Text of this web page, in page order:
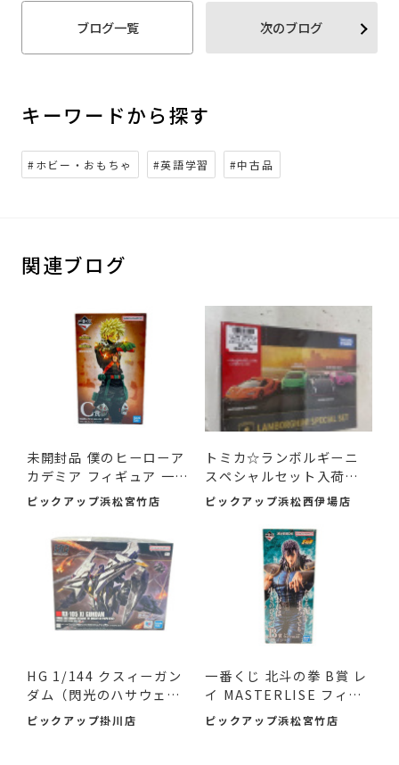
ブログ一覧 次のブログ
キーワードから探す
#ホビー・おもちゃ #英語学習 #中古品
関連ブログ
未開封品 僕のヒーローア
カデミア フィギュア 一
番...
ピックアップ浜松宮竹店
トミカ☆ランボルギーニ
スペシャルセット入荷し
まし...
ピックアップ浜松西伊場店
HG 1/144 クスィーガン
ダム（閃光のハサウェ
イ）が...
ピックアップ掛川店
一番くじ 北斗の拳 B賞 レ
イ MASTERLISE フィギ
ュ...
ピックアップ浜松宮竹店